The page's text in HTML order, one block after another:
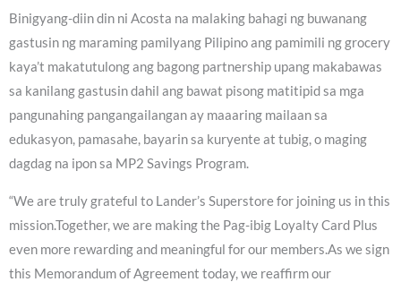
Binigyang-diin din ni Acosta na malaking bahagi ng buwanang
gastusin ng maraming pamilyang Pilipino ang pamimili ng grocery
kaya’t makatutulong ang bagong partnership upang makabawas
sa kanilang gastusin dahil ang bawat pisong matitipid sa mga
pangunahing pangangailangan ay maaaring mailaan sa
edukasyon, pamasahe, bayarin sa kuryente at tubig, o maging
dagdag na ipon sa MP2 Savings Program.
“We are truly grateful to Lander’s Superstore for joining us in this
mission.Together, we are making the Pag-ibig Loyalty Card Plus
even more rewarding and meaningful for our members.As we sign
this Memorandum of Agreement today, we reaffirm our